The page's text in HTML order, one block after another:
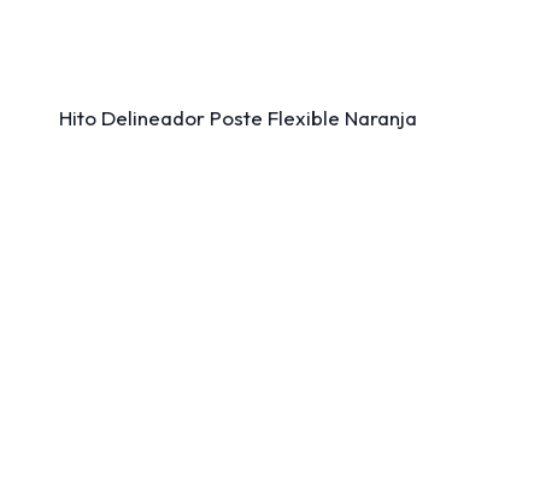
Hito Delineador Poste Flexible Naranja